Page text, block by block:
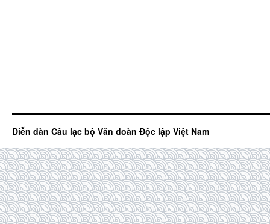
Diễn đàn Câu lạc bộ Văn đoàn Độc lập Việt Nam